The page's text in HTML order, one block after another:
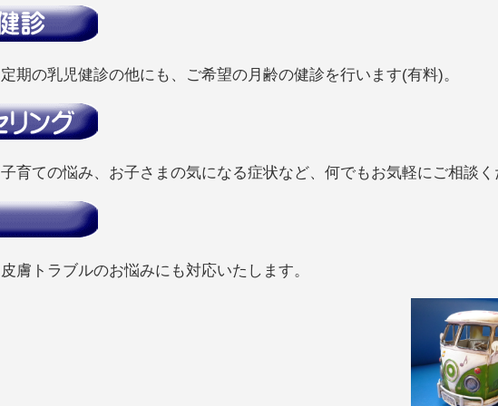
定期の乳児健診の他にも、ご希望の月齢の健診を行います(有料)。
子育ての悩み、お子さまの気になる症状など、何でもお気軽にご相談
皮膚トラブルのお悩みにも対応いたします。